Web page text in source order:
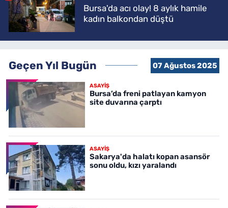
Bursa'da acı olay! 8 aylık hamile
kadın balkondan düştü
Geçen Yıl Bugün 07 Ağustos 2025
ASAYİŞ
Bursa’da freni patlayan kamyon
site duvarına çarptı
ASAYİŞ
Sakarya'da halatı kopan asansör
sonu oldu, kızı yaralandı